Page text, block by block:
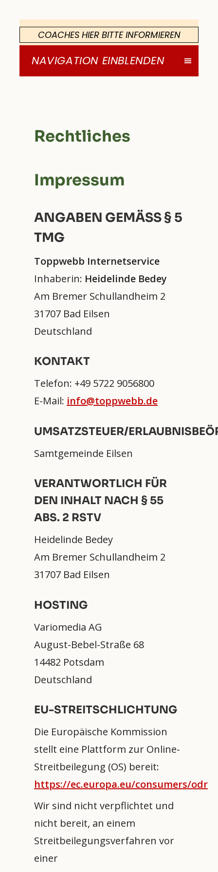
COACHES HIER BITTE INFORMIEREN
NAVIGATION EINBLENDEN
Rechtliches
Impressum
ANGABEN GEMÄSS § 5 T
MG
Toppwebb Internetservice
Inhaberin: Heidelinde Bedey
Am Bremer Schullandheim 2
31707 Bad Eilsen
Deutschland
KONTAKT
Telefon: +49 5722 9056800
E-Mail: info@toppwebb.de
UMSATZSTEUER/
Samtgemeinde Eilsen
VERANTWORTLICH FÜR
DEN INHALT NACH § 55
ABS. 2 RSTV
Heidelinde Bedey
Am Bremer Schullandheim 2
31707 Bad Eilsen
HOSTING
Variomedia AG
August-Bebel-Straße 68
14482 Potsdam
Deutschland
EU-STREITSCHLICHTUNG
Die Europäische Kommission
stellt eine Plattform zur Online-
Streitbeilegung (OS) bereit:
https://ec.europa.eu/consumers/odr
Wir sind nicht verpflichtet und
nicht bereit, an einem
Streitbeilegungsverfahren vor
einer